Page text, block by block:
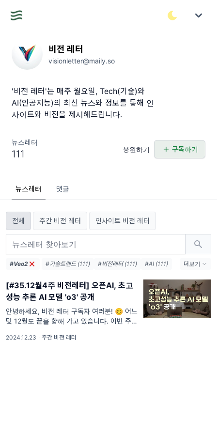
비전 레터
visionletter@maily.so
'비전 레터'는 매주 월요일, Tech(기술)와
AI(인공지능)의 최신 뉴스와 정보를 통해 인
사이트와 비전을 제시해드립니다.
뉴스레터
111 응원하기 구독하기
뉴스레터 댓글
전체 주간 비전 레터 인사이트 비전 레터
#Veo2 #기술트렌드 (111) #비전레터 (111)
#AI (111)
#AI생태계 (38)
#엔비디아 (36)
#메타 (36)
#AI에이전트 (33)
#AI인프라 (32)
#데이터센터 (31)
#디지털전환 (31)
#AI윤리 (31)
더보기
[#35.12월4주 비전레터] 오픈AI, 초고
성능 추론 AI 모델 'o3' 공개
안녕하세요, 비전 레터 구독자 여러분! 😊 어느
덧 12월도 끝을 향해 가고 있습니다. 이번 주는
는 설렘과 기대가 가득한 시간인데요.
2024.12.23 · 주간 비전 레터